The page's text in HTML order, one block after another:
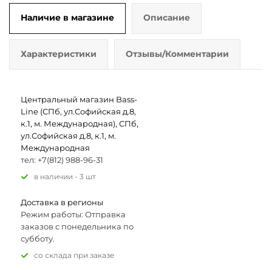
Наличие в магазине Описание
Характеристики Отзывы/Комментарии
Центральный магазин Bass-
Line (СПб, ул.Софийская д.8,
к.1, м. Международная), СПб,
ул.Софийская д.8, к.1, м.
Международная
тел: +7(812) 988-96-31
В наличии - 3 шт
Доставка в регионы
Режим работы: Отправка
заказов с понедельника по
субботу.
Со склада при заказе